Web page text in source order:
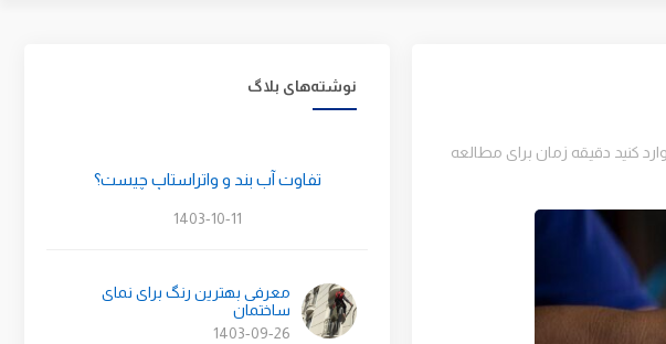
کنید دقیقه زمان برای مطالعه
نوشته‌های بلاگ
تفاوت آب بند و واتراستاپ چیست؟
1403-10-11
معرفی بهترین رنگ برای نمای
ساختمان
1403-09-26